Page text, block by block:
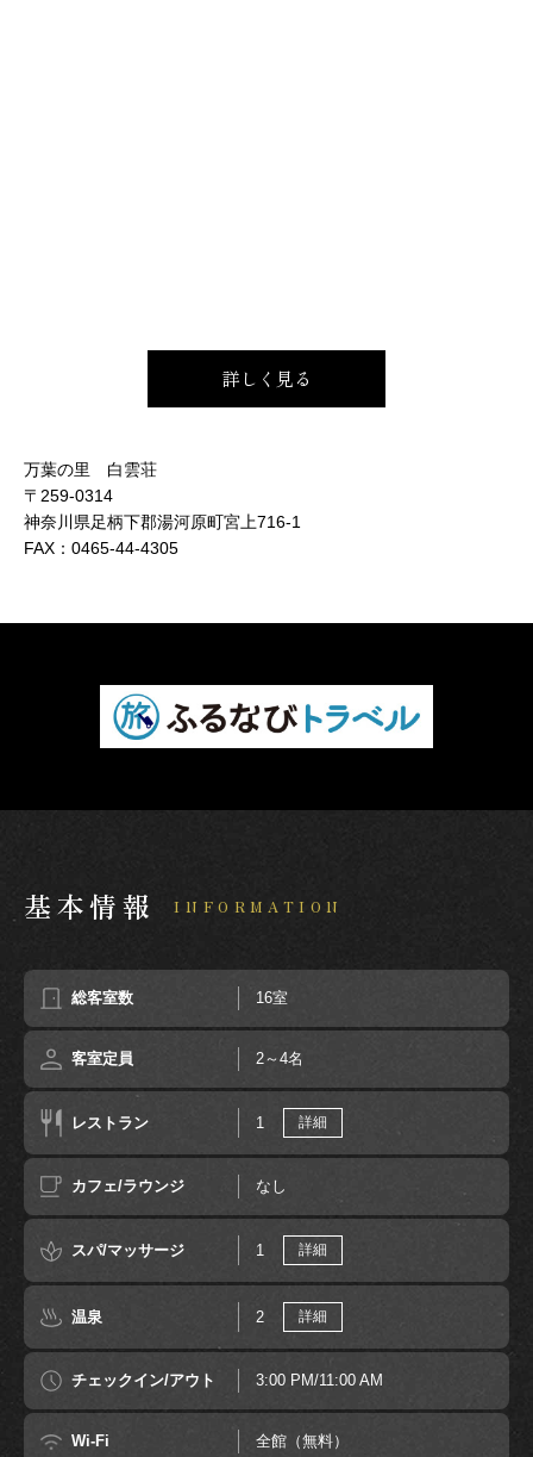
詳しく見る
万葉の里 白雲荘
〒259-0314
神奈川県足柄下郡湯河原町宮上716-1
FAX： 0465-44-4305
基本情報 INFORMATION
総客室数 16室
客室定員 2～4名
レストラン 1 詳細
カフェ/ラウンジ なし
スパ/マッサージ 1 詳細
温泉 2 詳細
チェックイン/アウト 3:00 PM/11:00 AM
Wi-Fi 全館（無料）